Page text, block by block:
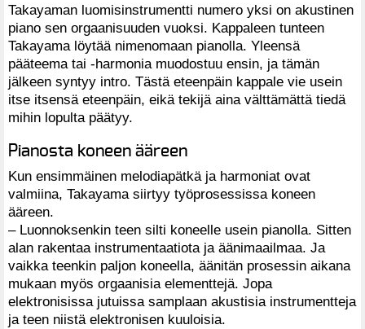
Takayaman luomisinstrumentti numero yksi on akustinen
piano sen orgaanisuuden vuoksi. Kappaleen tunteen
Takayama löytää nimenomaan pianolla. Yleensä
pääteema tai -harmonia muodostuu ensin, ja tämän
jälkeen syntyy intro. Tästä eteenpäin kappale vie usein
itse itsensä eteenpäin, eikä tekijä aina välttämättä tiedä
mihin lopulta päätyy.
Pianosta koneen ääreen
Kun ensimmäinen melodiapätkä ja harmoniat ovat
valmiina, Takayama siirtyy työprosessissa koneen
ääreen.
– Luonnoksenkin teen silti koneelle usein pianolla. Sitten
alan rakentaa instrumentaatiota ja äänimaailmaa. Ja
vaikka teenkin paljon koneella, äänitän prosessin aikana
mukaan myös orgaanisia elementtejä. Jopa
elektronisissa jutuissa samplaan akustisia instrumentteja
ja teen niistä elektronisen kuuloisia.